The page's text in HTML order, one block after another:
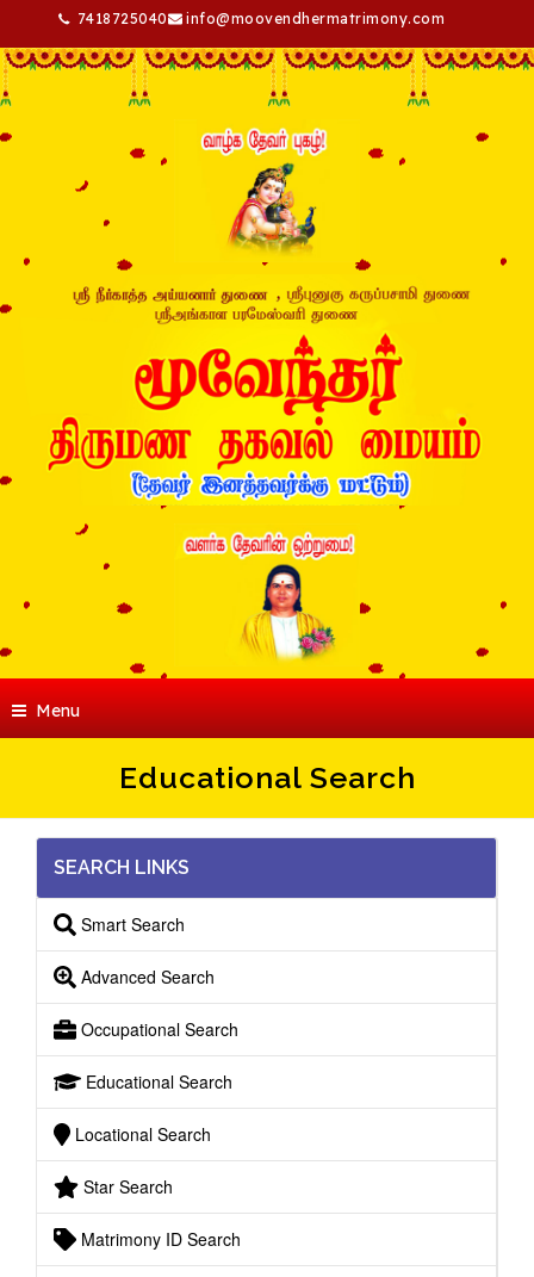
7418725040 info@moovendhermatrimony.com
Menu
Educational Search
SEARCH LINKS
Smart Search
Advanced Search
Occupational Search
Educational Search
Locational Search
Star Search
Matrimony ID Search